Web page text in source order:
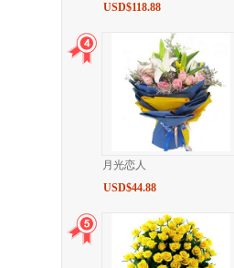
USD$118.88
月光恋人
USD$44.88